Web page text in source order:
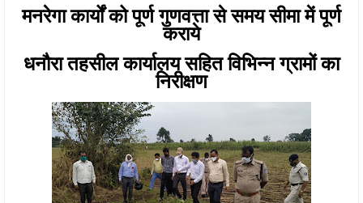
मनरेगा कार्यों को पूर्ण गुणवत्ता से समय सीमा में पूर्ण
कराये
धनौरा तहसील कार्यालय सहित विभिन्न ग्रामों का
निरीक्षण